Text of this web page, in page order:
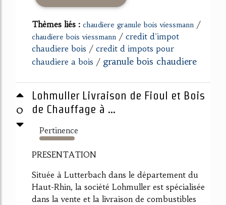
Thèmes liés : chaudiere granule bois viessmann /
chaudiere bois viessmann / credit d'impot
chaudiere bois / credit d impots pour
chaudiere a bois / granule bois chaudiere
0
Lohmuller Livraison de Fioul et Bois
de Chauffage à ...
Pertinence
366%
PRESENTATION
Située à Lutterbach dans le département du
Haut-Rhin, la société Lohmuller est spécialisée
dans la vente et la livraison de combustibles